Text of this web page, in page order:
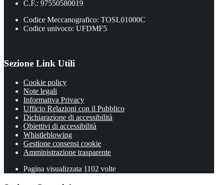
C.F.: 97550580019
Codice Meccanografico: TOSL01000C
Codice univoco: UFDMF5
Sezione Link Utili
Cookie policy
Note legali
Informativa Privacy
Ufficio Relazioni con il Pubblico
Dichiarazione di accessibilità
Obiettivi di accessibilità
Whistleblowing
Gestione consensi cookie
Amministrazione trasparente
Pagina visualizzata 1102 volte